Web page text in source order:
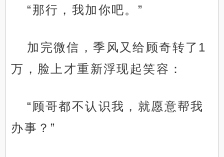
“那行，我加你吧。”
加完微信，季风又给顾奇转了1
万，脸上才重新浮现起笑容：
“顾哥都不认识我，就愿意帮我
办事？”